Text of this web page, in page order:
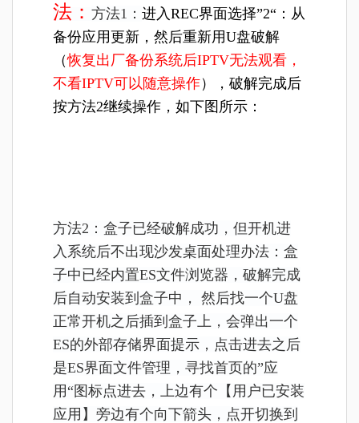
法： 方法1： 进入REC界面选择”2“： 从
备份应用更新，然后重新用U盘破解
（恢复出厂备份系统后IPTV无法观看，
不看IPTV可以随意操作），破解完成后
按方法2继续操作， 如下图所示：
方法2：盒子已经破解成功，但开机进
入系统后不出现沙发桌面处理办法：盒
子中已经内置ES文件浏览器，破解完成
后自动安装到盒子中， 然后找一个U盘
正常开机之后插到盒子上，会弹出一个
ES的外部存储界面提示，点击进去之后
是ES界面文件管理，寻找首页的”应
用“图标点进去，上边有个【用户已安装
应用】旁边有个向下箭头，点开切换到